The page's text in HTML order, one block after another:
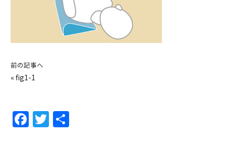
前の記事へ
« fig1-1
F
a
T
w